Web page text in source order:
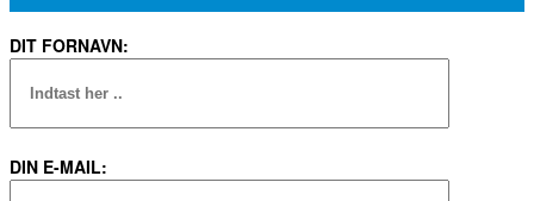
DIT FORNAVN:
DIN E-MAIL: